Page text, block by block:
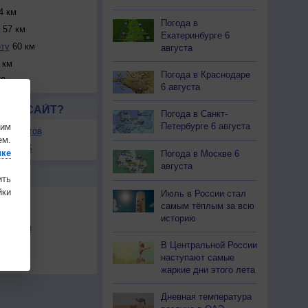
км
57 км
60 км
км
км
САЙТ?
сайтов
в RSS
Погода в
Екатеринбурге 6
августа
Погода в Краснодаре
6 августа
Погода в Санкт-
Петербурге 6 августа
Погода в Москве 6
августа
Июль в России стал
самым тёплым за всю
историю
В Центральной России
наступают самые
жаркие дни этого лета
Дневная температура